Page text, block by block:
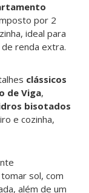
por 2
ideal para
renda extra.
clássicos
de Viga,
bisotados
e cozinha,
sol, com
além de um